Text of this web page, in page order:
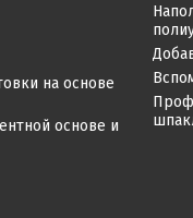
на основе
основе и